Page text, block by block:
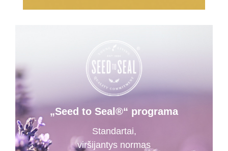
„Seed to Seal®“ programa
Standartai,
viršijantys normas